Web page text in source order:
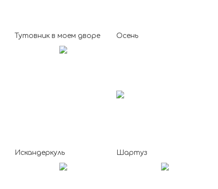
Тутовник в моем дворе Осень
Искандеркуль Шартуз